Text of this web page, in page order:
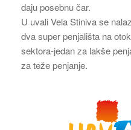
daju posebnu čar.
U uvali Vela Stiniva se
dva super penjališta na
sektora-jedan za lakše
za teže penjanje.